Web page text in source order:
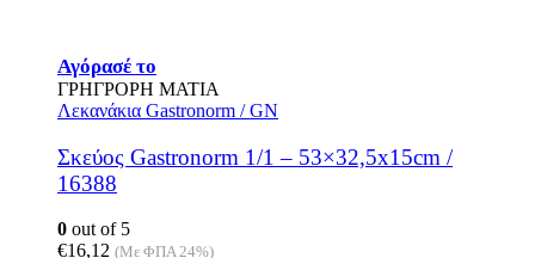
Αγόρασέ το
ΓΡΗΓΡΟΡΗ ΜΑΤΙΑ
Λεκανάκια Gastronorm / GN
Σκεύος Gastronorm 1/1 – 53×32,5x15cm /
16388
0 out of 5
€16,12 (Με ΦΠΑ 24%)